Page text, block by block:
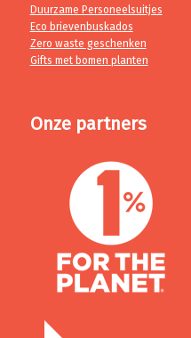
Duurzame Personeelsuitjes
Eco brievenbuskados
Zero waste geschenken
Gifts met bomen planten
Onze partners